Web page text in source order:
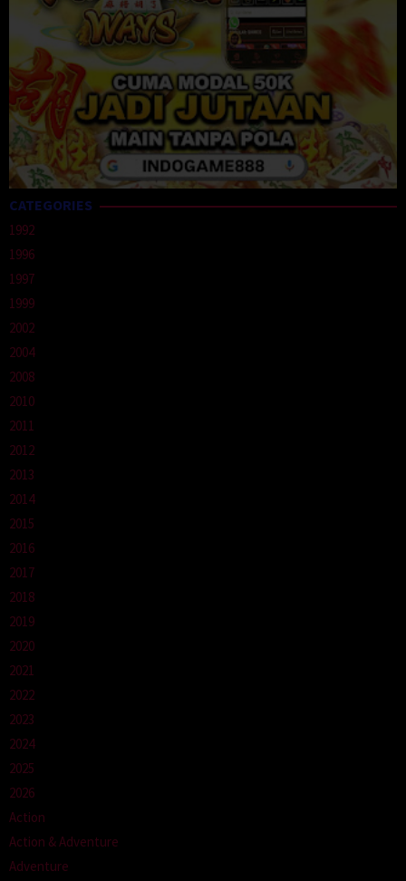
CATEGORIES
1992
1996
1997
1999
2002
2004
2008
2010
2011
2012
2013
2014
2015
2016
2017
2018
2019
2020
2021
2022
2023
2024
2025
2026
Action
Action & Adventure
Adventure